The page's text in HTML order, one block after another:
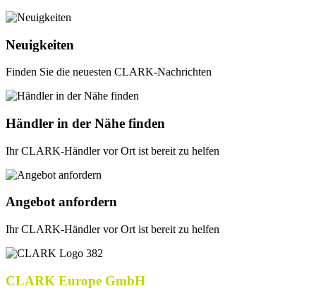
Neuigkeiten
Finden Sie die neuesten CLARK-Nachrichten
Händler in der Nähe finden
Ihr CLARK-Händler vor Ort ist bereit zu helfen
Angebot anfordern
Ihr CLARK-Händler vor Ort ist bereit zu helfen
CLARK Europe GmbH